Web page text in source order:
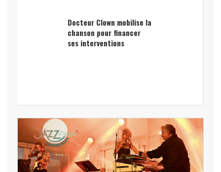
Docteur Clown mobilise la
chanson pour financer
ses interventions